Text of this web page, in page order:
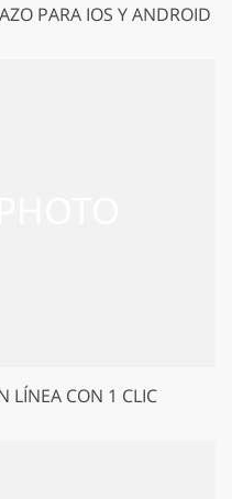
PARA IOS Y ANDROID
LÍNEA CON 1 CLIC